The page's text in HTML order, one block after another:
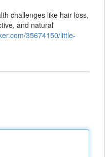
challenges like hair loss,
and natural
35674150/little-